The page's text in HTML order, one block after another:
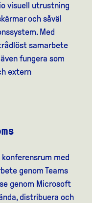
visuell utrustning
och såväl
Med
samarbete
fungera som
extern
med
genom Teams
genom Microsoft
distribuera och